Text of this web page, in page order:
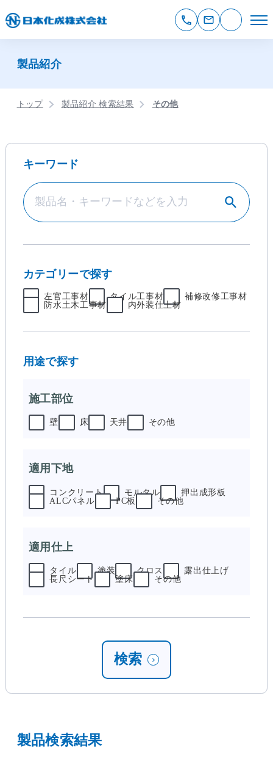
製品紹介
トップ 製品紹介 検索結果 その他
キーワード
カテゴリーで探す
左官工事材 タイル工事材
補修改修工事材
防水土木工事材
内外装仕上材
用途で探す
施工部位
壁 床 天井 その他
適用下地
コンクリート モルタル
押出成形板
ALCパネル
PC板 その他
適用仕上
タイル 塗装 クロス
露出仕上げ
長尺シート
塗床 その他
検索
製品検索結果